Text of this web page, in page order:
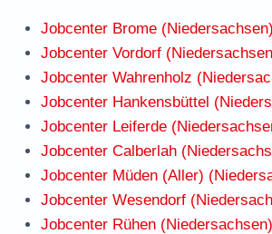
Jobcenter Brome (Niedersachsen)
Jobcenter Vordorf
Jobcenter Wahrenholz
Jobcenter Hankensbüttel
Jobcenter Leiferde
Jobcenter Calberlah
Jobcenter Müden (Aller)
Jobcenter Wesendorf
Jobcenter Rühen (Niedersachsen)